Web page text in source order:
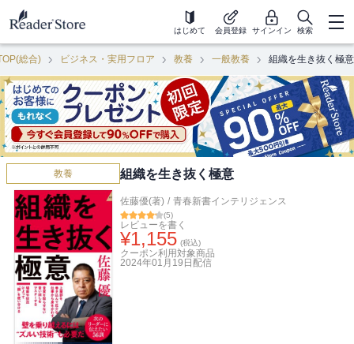
はじめて 会員登録 サインイン 検索
総合) ビジネス・実用フロア 教養 一般教養 組織を生き抜く極意
教養 組織を生き抜く極意
佐藤優(著) / 青春新書インテリジェンス
(5)
レビューを書く
¥1,155 (税込)
クーポン利用対象商品
2024年01月19日 配信